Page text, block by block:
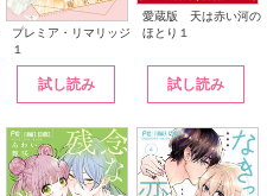
プレミア・リマリッジ
１
試し読み
愛蔵版 天は赤い河の
ほとり１
試し読み